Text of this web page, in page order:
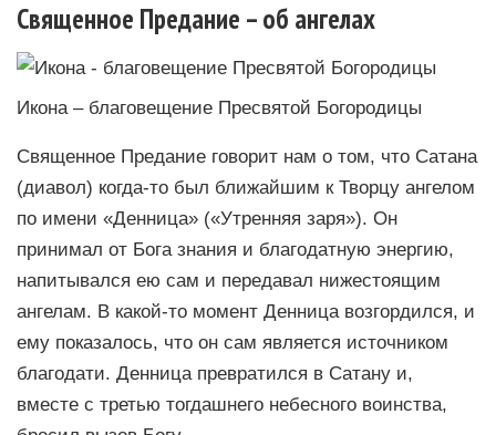
Священное Предание – об ангелах
Икона – благовещение Пресвятой Богородицы
Священное Предание говорит нам о том, что Сатана
(диавол) когда-то был ближайшим к Творцу ангелом
по имени «Денница» («Утренняя заря»). Он
принимал от Бога знания и благодатную энергию,
напитывался ею сам и передавал нижестоящим
ангелам. В какой-то момент Денница возгордился, и
ему показалось, что он сам является источником
благодати. Денница превратился в Сатану и,
вместе с третью тогдашнего небесного воинства,